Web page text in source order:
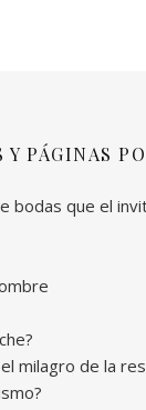
Y PÁGINAS
bodas que el
milagro de la